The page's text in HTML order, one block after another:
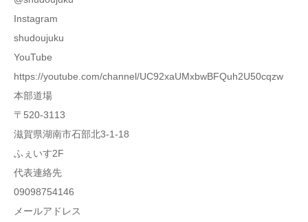
Instagram
shudoujuku
YouTube
https://youtube.com/channel/UC92xaUMxbwBFQuh2U50cqzw
本部道場
〒520-3113
滋賀県湖南市石部北3-1-18
ふぇいす2F
代表連絡先
09098754146
メールアドレス